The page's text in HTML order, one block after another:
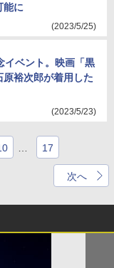
能に
(2023/5/25)
イベント。映画「黒
裕次郎が着用した
(2023/5/23)
17
次へ